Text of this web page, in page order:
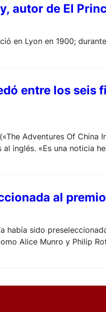
autor de El
en Lyon en 1900;
entre los
Adventures Of
inglés. «Es una noticia
al
sido
Alice Munro y Philip